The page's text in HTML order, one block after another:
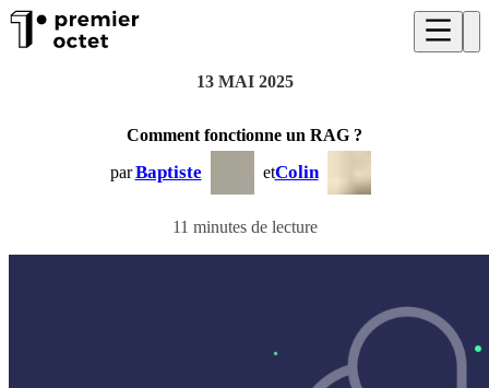
13 MAI 2025
Comment fonctionne un RAG ?
par Baptiste etColin
11 minutes de lecture